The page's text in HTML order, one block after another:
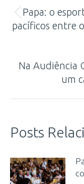
de
post:
Papa: o
pacíficos entre
Na Audiência
um
Posts